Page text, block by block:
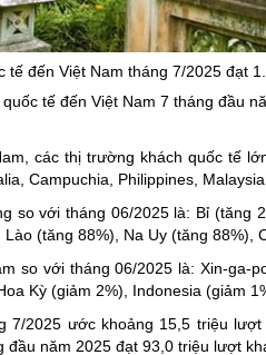
Chuyên đề tổng hợp
tế đến Việt Nam tháng 7/2025 đạt
tế đến Việt Nam 7 tháng đầu
các thị trường khách quốc tế
Campuchia, Philippines,
so với tháng 06/2025 là: Bỉ (tăng
(tăng 88%), Na Uy (tăng 88%),
so với tháng 06/2025 là: Xin-ga-
Kỳ (giảm 2%), Indonesia (giảm
7/2025 ước khoảng 15,5 triệu
năm 2025 đạt 93,0 triệu lượt